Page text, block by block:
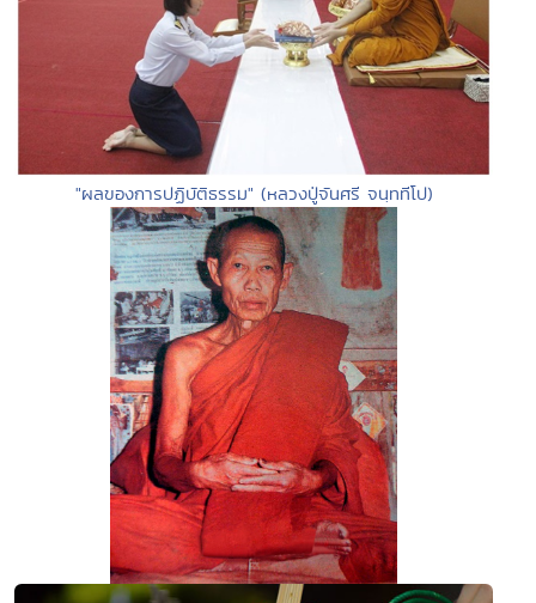
"ผลของการปฏิบัติธรรม" (หลวงปู่จันศรี จนฺททีโป)